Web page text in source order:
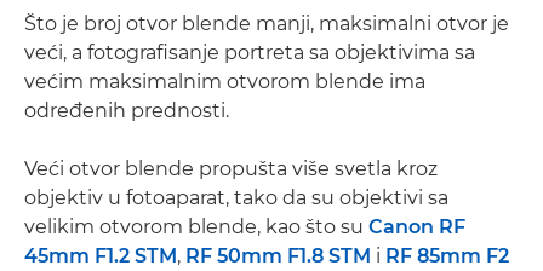
Što je broj otvor blende manji, maksimalni otvor je
veći, a fotografisanje portreta sa objektivima sa
većim maksimalnim otvorom blende ima
određenih prednosti.
Veći otvor blende propušta više svetla kroz
objektiv u fotoaparat, tako da su objektivi sa
velikim otvorom blende, kao što su Canon RF
45mm F1.2 STM, RF 50mm F1.8 STM i RF 85mm F2